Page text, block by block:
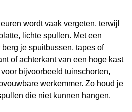
wordt vaak vergeten, terwijl
lichte spullen. Met een
je spuitbussen, tapes of
of achterkant van een hoge kast
bijvoorbeeld tuinschorten,
werkemmer. Zo houd je
die niet kunnen hangen.